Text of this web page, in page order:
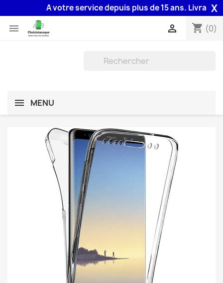
A votre service depuis plus de 15 ans. LivraisonX
 shopping_cart (0)

MENU